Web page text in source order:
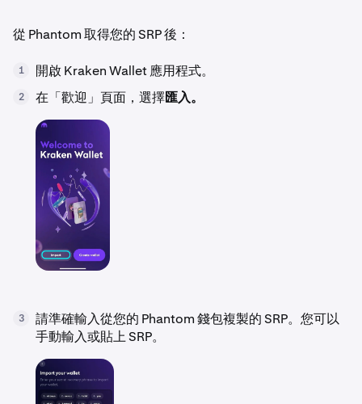
從 Phantom 取得您的 SRP 後：
1 開啟 Kraken Wallet 應用程式。
2 在「歡迎」頁面，選擇匯入。
3
請準確輸入從您的 Phantom 錢包複製的 SRP。您可以
手動輸入或貼上 SRP。